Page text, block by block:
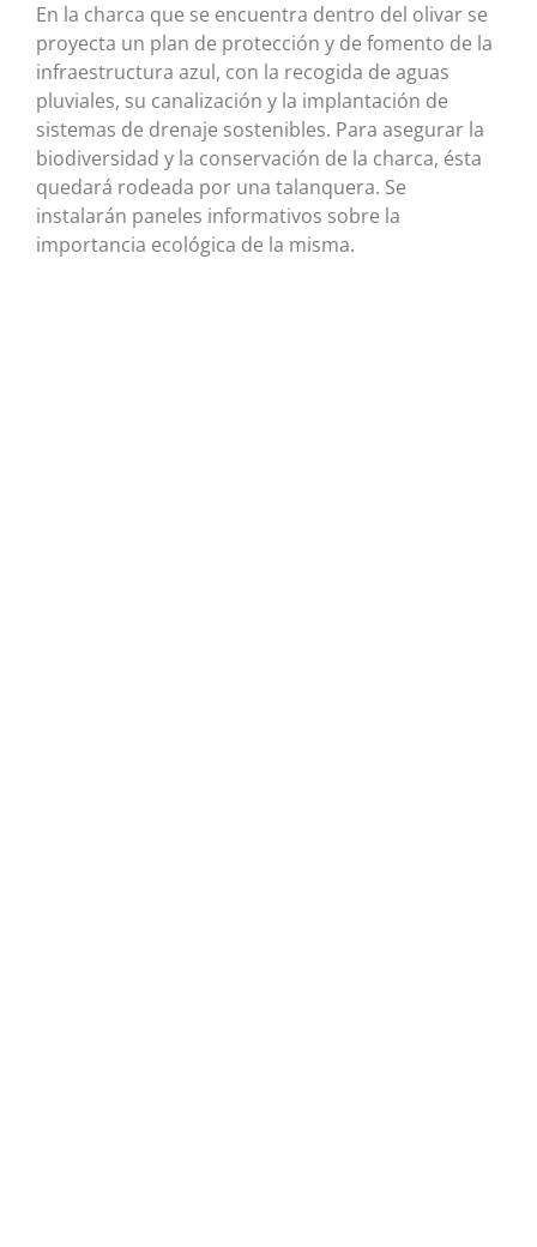
En la charca que se encuentra dentro del olivar se
proyecta un plan de protección y de fomento de la
infraestructura azul, con la recogida de aguas
pluviales, su canalización y la implantación de
sistemas de drenaje sostenibles. Para asegurar la
biodiversidad y la conservación de la charca, ésta
quedará rodeada por una talanquera. Se
instalarán paneles informativos sobre la
importancia ecológica de la misma.